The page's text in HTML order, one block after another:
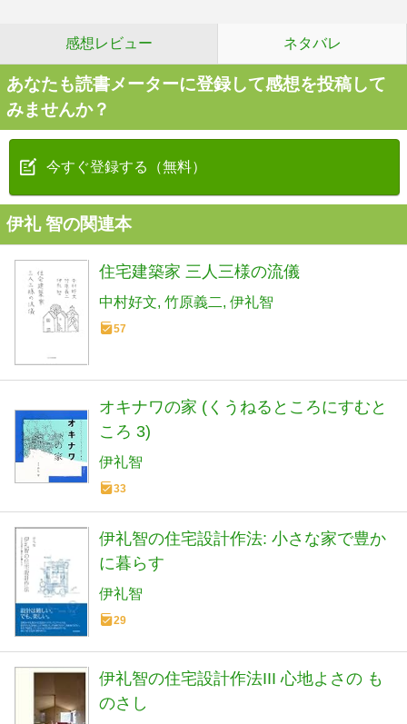
感想レビュー ネタバレ
あなたも読書メーターに登録して感想を投稿して
みませんか？
今すぐ登録する（無料）
伊礼 智の関連本
住宅建築家 三人三様の流儀
中村好文 竹原義二 伊礼智
57
オキナワの家 (くうねるところにすむと
ころ 3)
伊礼智
33
伊礼智の住宅設計作法: 小さな家で豊か
に暮らす
伊礼智
29
伊礼智の住宅設計作法III 心地よさの も
のさし